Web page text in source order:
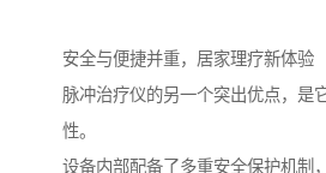
安全与便捷并重，居家理疗新体验
脉冲治疗仪的另一个突出优点，是
性。
设备内部配备了多重安全保护机制